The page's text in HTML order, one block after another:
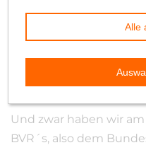
nachdem schon
woran wir die letzten
Und zwar haben wir
BVR´s, also dem